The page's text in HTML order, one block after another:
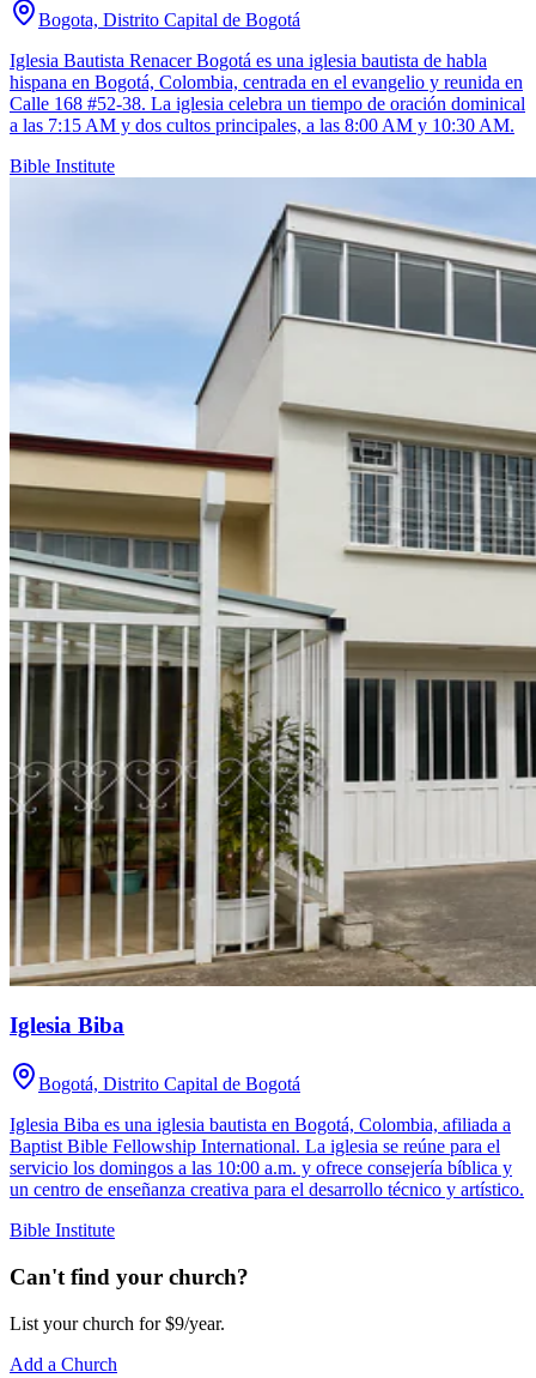
Bogota, Distrito Capital de Bogotá
Iglesia Bautista Renacer Bogotá es una iglesia bautista de habla
hispana en Bogotá, Colombia, centrada en el evangelio y reunida en
Calle 168 #52-38. La iglesia celebra un tiempo de oración dominical
a las 7:15 AM y dos cultos principales, a las 8:00 AM y 10:30 AM.
Bible Institute
Iglesia Biba
Bogotá, Distrito Capital de Bogotá
Iglesia Biba es una iglesia bautista en Bogotá, Colombia, afiliada a
Baptist Bible Fellowship International. La iglesia se reúne para el
servicio los domingos a las 10:00 a.m. y ofrece consejería bíblica y
un centro de enseñanza creativa para el desarrollo técnico y artístico.
Bible Institute
Can't find your church?
List your church for $9/year.
Add a Church